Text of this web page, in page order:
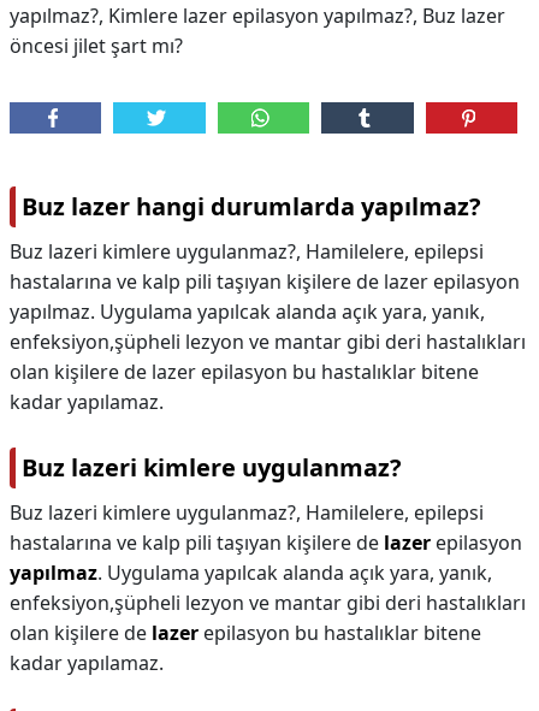
yapılmaz?, Kimlere lazer epilasyon yapılmaz?, Buz lazer
öncesi jilet şart mı?
Buz lazer hangi durumlarda yapılmaz?
Buz lazeri kimlere uygulanmaz?, Hamilelere, epilepsi
hastalarına ve kalp pili taşıyan kişilere de lazer epilasyon
yapılmaz. Uygulama yapılcak alanda açık yara, yanık,
enfeksiyon,şüpheli lezyon ve mantar gibi deri hastalıkları
olan kişilere de lazer epilasyon bu hastalıklar bitene
kadar yapılamaz.
Buz lazeri kimlere uygulanmaz?
Buz lazeri kimlere uygulanmaz?, Hamilelere, epilepsi
hastalarına ve kalp pili taşıyan kişilere de lazer epilasyon
yapılmaz. Uygulama yapılcak alanda açık yara, yanık,
enfeksiyon,şüpheli lezyon ve mantar gibi deri hastalıkları
olan kişilere de lazer epilasyon bu hastalıklar bitene
kadar yapılamaz.